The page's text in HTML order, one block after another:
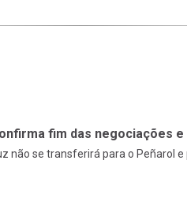
fim das negociações e
não se transferirá para o Peñarol